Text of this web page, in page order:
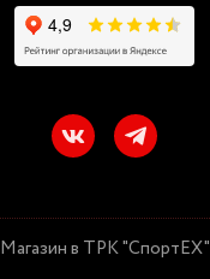
Магазин в ТРК "СпортЕХ"